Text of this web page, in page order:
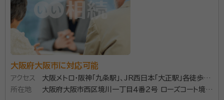
大阪府大阪市に対応可能
アクセス
大阪メトロ・阪神「九条駅」、JR西日本「大正駅」各徒歩10
分
所在地
大阪府大阪市西区境川一丁目４番２号 ローズコート境川